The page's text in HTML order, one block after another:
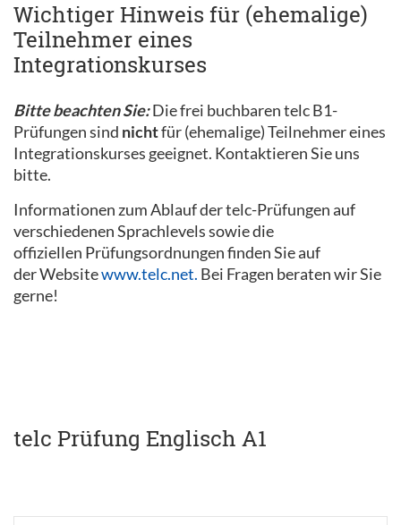
Wichtiger Hinweis für (ehemalige)
Teilnehmer eines
Integrationskurses
Bitte beachten Sie:Die frei buchbaren telc B1-
Prüfungen sind nichtfür (ehemalige) Teilnehmer eines
Integrationskurses geeignet. Kontaktieren Sie uns
bitte.
Informationen zum Ablauf der telc-Prüfungen auf
verschiedenen Sprachlevels sowie die
offiziellen Prüfungsordnungen finden Sie auf
der Websitewww.telc.net. Bei Fragen beraten wir Sie
gerne!
telc Prüfung Englisch A1